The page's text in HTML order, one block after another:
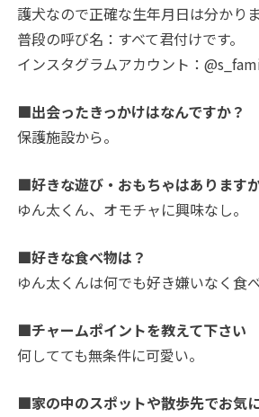
護犬なので正確な生年月日は分かり
普段の呼び名：すべて君付けです。
インスタグラムアカウント：
■出会ったきっかけはなんですか？
保護施設から。
■好きな遊び・おもちゃはあります
ゆん太くん、オモチャに興味なし。
■好きな食べ物は？
ゆん太くんは何でも好き嫌いなく食べ
■チャームポイントを教えて下さい
何してても無条件に可愛い。
■家の中のスポットや散歩先でお気